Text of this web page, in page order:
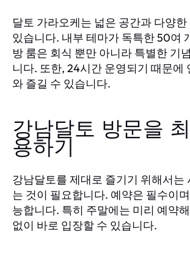
달토 가라오케는 넓은 공간과 다양
있습니다. 내부 테마가 독특한 50여
방 룸은 회식 뿐만 아니라 특별한 기
니다. 또한, 24시간 운영되기 때문에
와 즐길 수 있습니다.
강남달토 방문을
용하기
강남달토를 제대로 즐기기 위해서는
는 것이 필요합니다. 예약은 필수이
능합니다. 특히 주말에는 미리 예약
없이 바로 입장할 수 있습니다.